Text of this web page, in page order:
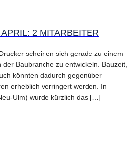
2 MITARBEITER
scheinen sich gerade zu einem
Baubranche zu entwickeln. Bauzeit,
könnten dadurch gegenüber
erheblich verringert werden. In
Ulm) wurde kürzlich das […]